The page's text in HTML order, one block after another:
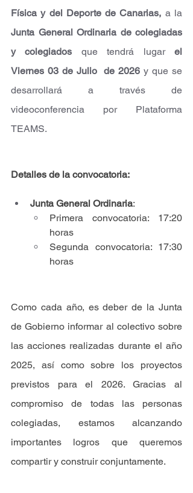
Física y del Deporte de Canarias,
Junta General Ordinaria de colegiadas
y colegiados que tendrá lugar el
Viernes 03 de Julio  de 2026 y que se
desarrollará a través de
videoconferencia por Plataforma
TEAMS.
Detalles de la convocatoria:
Junta General Ordinaria:
Primera convocatoria: 17:20
horas
Segunda convocatoria: 17:30
horas
Como cada año, es deber de la Junta
de Gobierno informar al colectivo sobre
las acciones realizadas durante el año
2025, así como sobre los proyectos
previstos para el 2026. Gracias al
compromiso de todas las personas
colegiadas, estamos alcanzando
importantes logros que queremos
compartir y construir conjuntamente.